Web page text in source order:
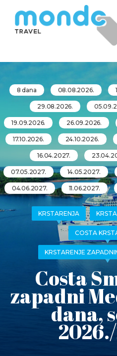
8 dana 08.08.2026.
29.08.2026.
19.09.2026. 26.09.2026.
17.10.2026. 24.10.2026.
16.04.2027.
07.05.2027. 14.05.2027.
04.06.2027. 11.06.2027.
KRSTARENJA
COSTA
KRSTARENJE
Costa
zapadni
dana,